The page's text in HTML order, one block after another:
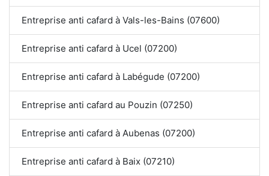
Entreprise anti cafard à Vals-les-Bains (07600)
Entreprise anti cafard à Ucel (07200)
Entreprise anti cafard à Labégude (07200)
Entreprise anti cafard au Pouzin (07250)
Entreprise anti cafard à Aubenas (07200)
Entreprise anti cafard à Baix (07210)